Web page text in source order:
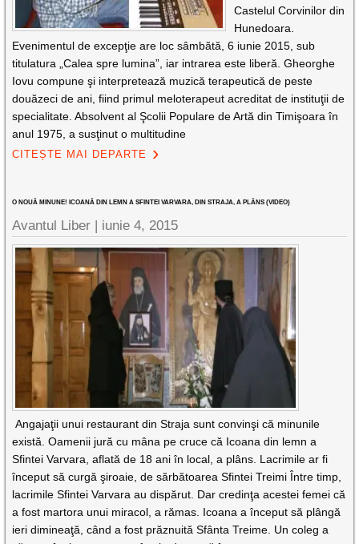
Castelul Corvinilor din
Hunedoara.
Evenimentul de excepţie are loc sâmbătă, 6 iunie 2015, sub
titulatura „Calea spre lumina”, iar intrarea este liberă. Gheorghe
Iovu compune şi interpretează muzică terapeutică de peste
douăzeci de ani, fiind primul meloterapeut acreditat de instituţii de
specialitate. Absolvent al Şcolii Populare de Artă din Timişoara în
anul 1975, a susţinut o multitudine
CITEȘTE MAI DEPARTE
O NOUĂ MINUNE! ICOANĂ DIN LEMN A SFINTEI VARVARA, DIN STRAJA, A PLÂNS (VIDEO)
Avantul Liber | iunie 4, 2015
Angajaţii unui restaurant din Straja sunt convinşi că minunile
există. Oamenii jură cu mâna pe cruce că Icoana din lemn a
Sfintei Varvara, aflată de 18 ani în local, a plâns. Lacrimile ar fi
început să curgă şiroaie, de sărbătoarea Sfintei Treimi Între timp,
lacrimile Sfintei Varvara au dispărut. Dar credinţa acestei femei că
a fost martora unui miracol, a rămas. Icoana a început să plângă
ieri dimineaţă, când a fost prăznuită Sfânta Treime. Un coleg a